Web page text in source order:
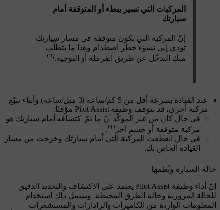
المركبات التي تسير ببطء أو المتوقفة أمام
سيارتك
إنّ المركبة التي تكون متوقفة في مسار سيارتك
تؤدي إلى نشوء خطر اصطدام وهذا ما يتطلّب
منك التدخّل عن طريق الفرملة أو التوجيه.[3]
عند القيادة بسرعة أقل من 5 كم/ساعة (3 ميل/ساعة) وأثناء تتبّع
مركبة أخرى، قد تتوقف وظيفة Pilot Assist مؤقتًا:
في حال كان من غير المؤكّد أنّ ما تمّ اكتشافه أمام سيارتك هو
مركبة متوقفة أو جسم آخر [4]
.
في حال انعطفت المركبة التي أمام سيارتك وخرجت من مسار
القيادة الخاص بك.
حالة السيارة ونُظمها
إنّ أداء وظيفة Pilot Assist يعتمد على الاكتشاف والتحديد الدقيق
للحالة المرورية وحالة الطرق المحيطة. ويشمل ذلك استخدام
المعلومات الواردة من الكاميرات والرادارات والمستشعرات